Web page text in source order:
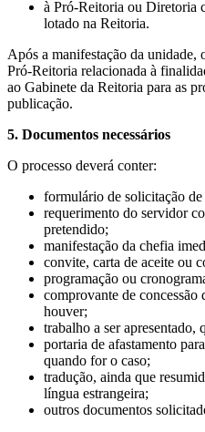
à Pró-Reitoria ou Diretoria
lotado na Reitoria.
Após a manifestação da unidade,
Pró-Reitoria relacionada à
ao Gabinete da Reitoria para as
publicação.
5. Documentos necessários
O processo deverá conter:
formulário de solicitação de
requerimento do servidor
pretendido;
manifestação da chefia
convite, carta de aceite ou
programação ou
comprovante de
houver;
trabalho a ser apresentado,
portaria de afastamento
quando for o caso;
tradução, ainda que
língua estrangeira;
outros documentos